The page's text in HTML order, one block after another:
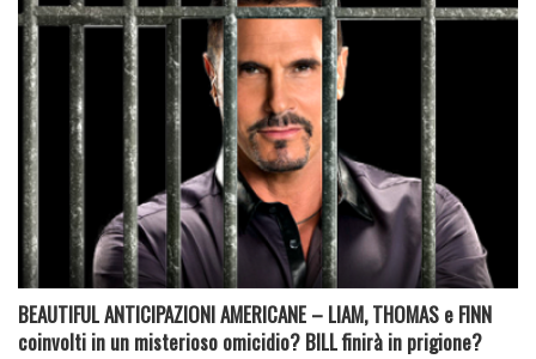
BEAUTIFUL ANTICIPAZIONI AMERICANE – LIAM, THOMAS e FINN
coinvolti in un misterioso omicidio? BILL finirà in prigione?